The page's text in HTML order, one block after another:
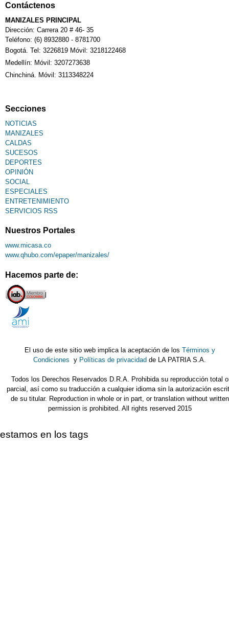
Contáctenos
MANIZALES PRINCIPAL
Dirección: Carrera 20 # 46- 35
Teléfono: (6) 8932880 - 8781700
Bogotá. Tel: 3226819 Móvil: 3218122468
Medellín: Móvil: 3207273638
Chinchiná. Móvil: 3113348224
Secciones
NOTICIAS
MANIZALES
CALDAS
SUCESOS
DEPORTES
OPINIÓN
SOCIAL
ESPECIALES
ENTRETENIMIENTO
SERVICIOS RSS
Nuestros Portales
www.micasa.co
www.qhubo.com/epaper/manizales/
Hacemos parte de:
El uso de este sitio web implica la aceptación de los Términos y
Condiciones y Políticas de privacidad de LA PATRIA S.A.
Todos los Derechos Reservados D.R.A. Prohibida su reproducción total o
parcial, así como su traducción a cualquier idioma sin la autorización
de su titular. Reproduction in whole or in part, or translation without written
permission is prohibited. All rights reserved 2015
estamos en los tags